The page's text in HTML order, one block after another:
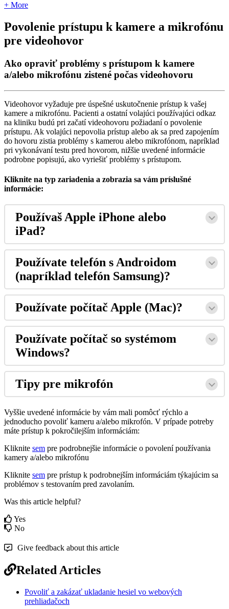
+ More
Povolenie prístupu k kamere a mikrofónu
pre videohovor
Ako opraviť problémy s prístupom k kamere
a/alebo mikrofónu zistené počas videohovoru
Videohovor vyžaduje pre úspešné uskutočnenie prístup k vašej
kamere a mikrofónu. Pacienti a ostatní volajúci používajúci odkaz
na kliniku budú pri začatí videohovoru požiadaní o povolenie
prístupu. Ak volajúci nepovolia prístup alebo ak sa pred zapojením
do hovoru zistia problémy s kamerou alebo mikrofónom, napríklad
pri vykonávaní testu pred hovorom, nižšie uvedené informácie
podrobne popisujú, ako vyriešiť problémy s prístupom.
Kliknite na typ zariadenia a zobrazia sa vám príslušné
informácie:
Používaš Apple iPhone alebo
iPad?
Používate telefón s Androidom
(napríklad telefón Samsung)?
Používate počítač Apple (Mac)?
Používate počítač so systémom
Windows?
Tipy pre mikrofón
Vyššie uvedené informácie by vám mali pomôcť rýchlo a
jednoducho povoliť kameru a/alebo mikrofón. V prípade potreby
máte prístup k pokročilejším informáciám:
Kliknite sem pre podrobnejšie informácie o povolení používania
kamery a/alebo mikrofónu
Kliknite sem pre prístup k podrobnejším informáciám týkajúcim sa
problémov s testovaním pred zavolaním.
Was this article helpful?
Yes
No
Give feedback about this article
Related Articles
Povoliť a zakázať ukladanie hesiel vo webových
prehliadačoch